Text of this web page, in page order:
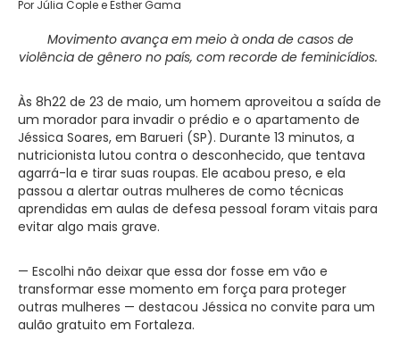
Por Júlia Cople e Esther Gama
Movimento avança em meio à onda de casos de
violência de gênero no país, com recorde de feminicídios.
Às 8h22 de 23 de maio, um homem aproveitou a saída de
um morador para invadir o prédio e o apartamento de
Jéssica Soares, em Barueri (SP). Durante 13 minutos, a
nutricionista lutou contra o desconhecido, que tentava
agarrá-la e tirar suas roupas. Ele acabou preso, e ela
passou a alertar outras mulheres de como técnicas
aprendidas em aulas de defesa pessoal foram vitais para
evitar algo mais grave.
— Escolhi não deixar que essa dor fosse em vão e
transformar esse momento em força para proteger
outras mulheres — destacou Jéssica no convite para um
aulão gratuito em Fortaleza.